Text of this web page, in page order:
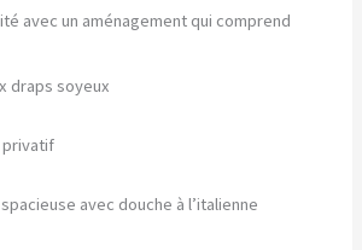
avec un aménagement qui comprend
draps soyeux
privatif
avec douche à l’italienne